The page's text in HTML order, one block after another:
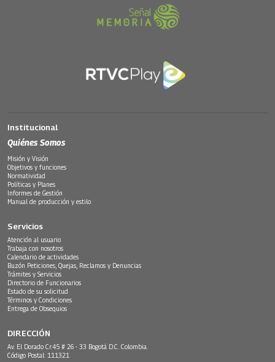
Institucional
Quiénes Somos
Misión y Visión
Objetivos y funciones
Normatividad
Políticas y Planes
Informes de Gestión
Manual de producción y estilo
Servicios
Atención al usuario
Trabaja con nosotros
Calendario de actividades
Buzón Peticiones, Quejas, Reclamos y Denuncias
Trámites y Servicios
Directorio de Funcionarios
Estado de su solicitud
Términos y Condiciones
Entrega de Obsequios
DIRECCIÓN
Av. El Dorado Cr.45 # 26 - 33 Bogotá D.C. Colombia.
Código Postal: 111321